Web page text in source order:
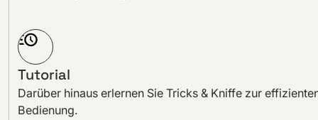
Tutorial
Darüber hinaus erlernen Sie Tricks & Kniffe zur
Bedienung.